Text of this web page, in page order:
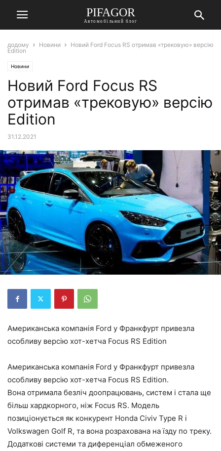
PIFAGOR
Автомобільний блог
додому Новини
Новий Ford Focus RS отримав «трековую» версію
Edition
Новини
Новий Ford Focus RS
отримав «трековую» версію
Edition
31.12.2021
Американська компанія Ford у Франкфурт привезла
особливу версію хот-хетча Focus RS Edition
Американська компанія Ford у Франкфурт привезла
особливу версію хот-хетча Focus RS Edition.
Вона отримала безліч доопрацювань, систем і стала ще
більш хардкорного, ніж Focus RS. Модель
позиціонується як конкурент Honda Civiv Type R і
Volkswagen Golf R, та вона розрахована на їзду по треку.
Додаткові системи та диференціал обмеженого